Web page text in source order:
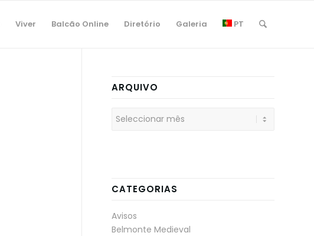
Viver Balcão Online Diretório Galeria PT
ARQUIVO
CATEGORIAS
Avisos
Belmonte Medieval